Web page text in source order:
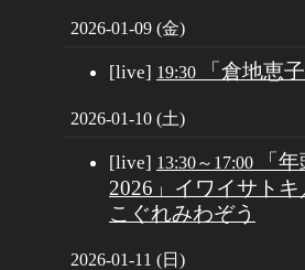
2026-01-09 (金)
[live] 19:30 「倉地恵
2026-01-10 (土)
[live] 13:30～17:00 「
2026」イワイサト
こぐれみわぞう
2026-01-11 (日)